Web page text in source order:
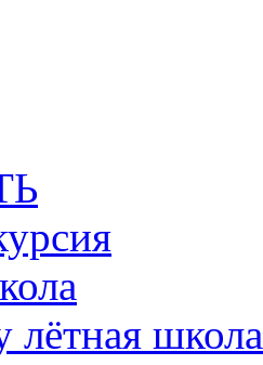
самолёте над Прагой.
лётная